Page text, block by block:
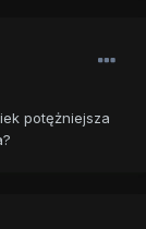
potężniejsza